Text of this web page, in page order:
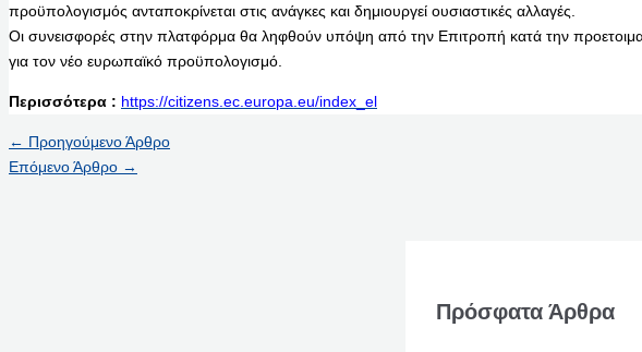
προϋπολογισμός ανταποκρίνεται στις ανάγκες και δημιουργεί ουσιαστικές αλλαγές.
Οι συνεισφορές στην πλατφόρμα θα ληφθούν υπόψη από την Επιτροπή κατά την
για τον νέο ευρωπαϊκό προϋπολογισμό.
Περισσότερα : https://citizens.ec.europa.eu/index_el
← Προηγούμενο Άρθρο
Επόμενο Άρθρο →
Πρόσφατα Άρθρα